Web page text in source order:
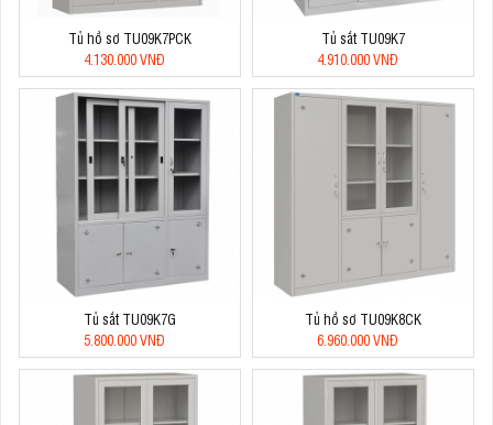
Tủ hồ sơ TU09K7PCK
4.130.000 VNĐ
Tủ sắt TU09K7
4.910.000 VNĐ
Tủ sắt TU09K7G
5.800.000 VNĐ
Tủ hồ sơ TU09K8CK
6.960.000 VNĐ